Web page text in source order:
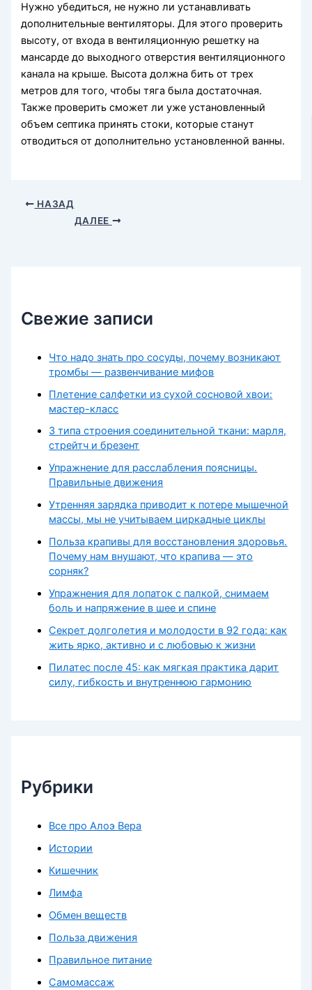
Нужно убедиться, не нужно ли устанавливать
дополнительные вентиляторы. Для этого проверить
высоту, от входа в вентиляционную решетку на
мансарде до выходного отверстия вентиляционного
канала на крыше. Высота должна бить от трех
метров для того, чтобы тяга была достаточная.
Также проверить сможет ли уже установленный
объем септика принять стоки, которые станут
отводиться от дополнительно установленной ванны.
НАЗАД
ДАЛЕЕ
Свежие записи
Что надо знать про сосуды, почему возникают
тромбы — развенчивание мифов
Плетение салфетки из сухой сосновой хвои:
мастер-класс
3 типа строения соединительной ткани: марля,
стрейтч и брезент
Упражнение для расслабления поясницы.
Правильные движения
Утренняя зарядка приводит к потере мышечной
массы, мы не учитываем циркадные циклы
Польза крапивы для восстановления здоровья.
Почему нам внушают, что крапива — это
сорняк?
Упражнения для лопаток с палкой, снимаем
боль и напряжение в шее и спине
Секрет долголетия и молодости в 92 года: как
жить ярко, активно и с любовью к жизни
Пилатес после 45: как мягкая практика дарит
силу, гибкость и внутреннюю гармонию
Рубрики
Все про Алоэ Вера
Истории
Кишечник
Лимфа
Обмен веществ
Польза движения
Правильное питание
Самомассаж